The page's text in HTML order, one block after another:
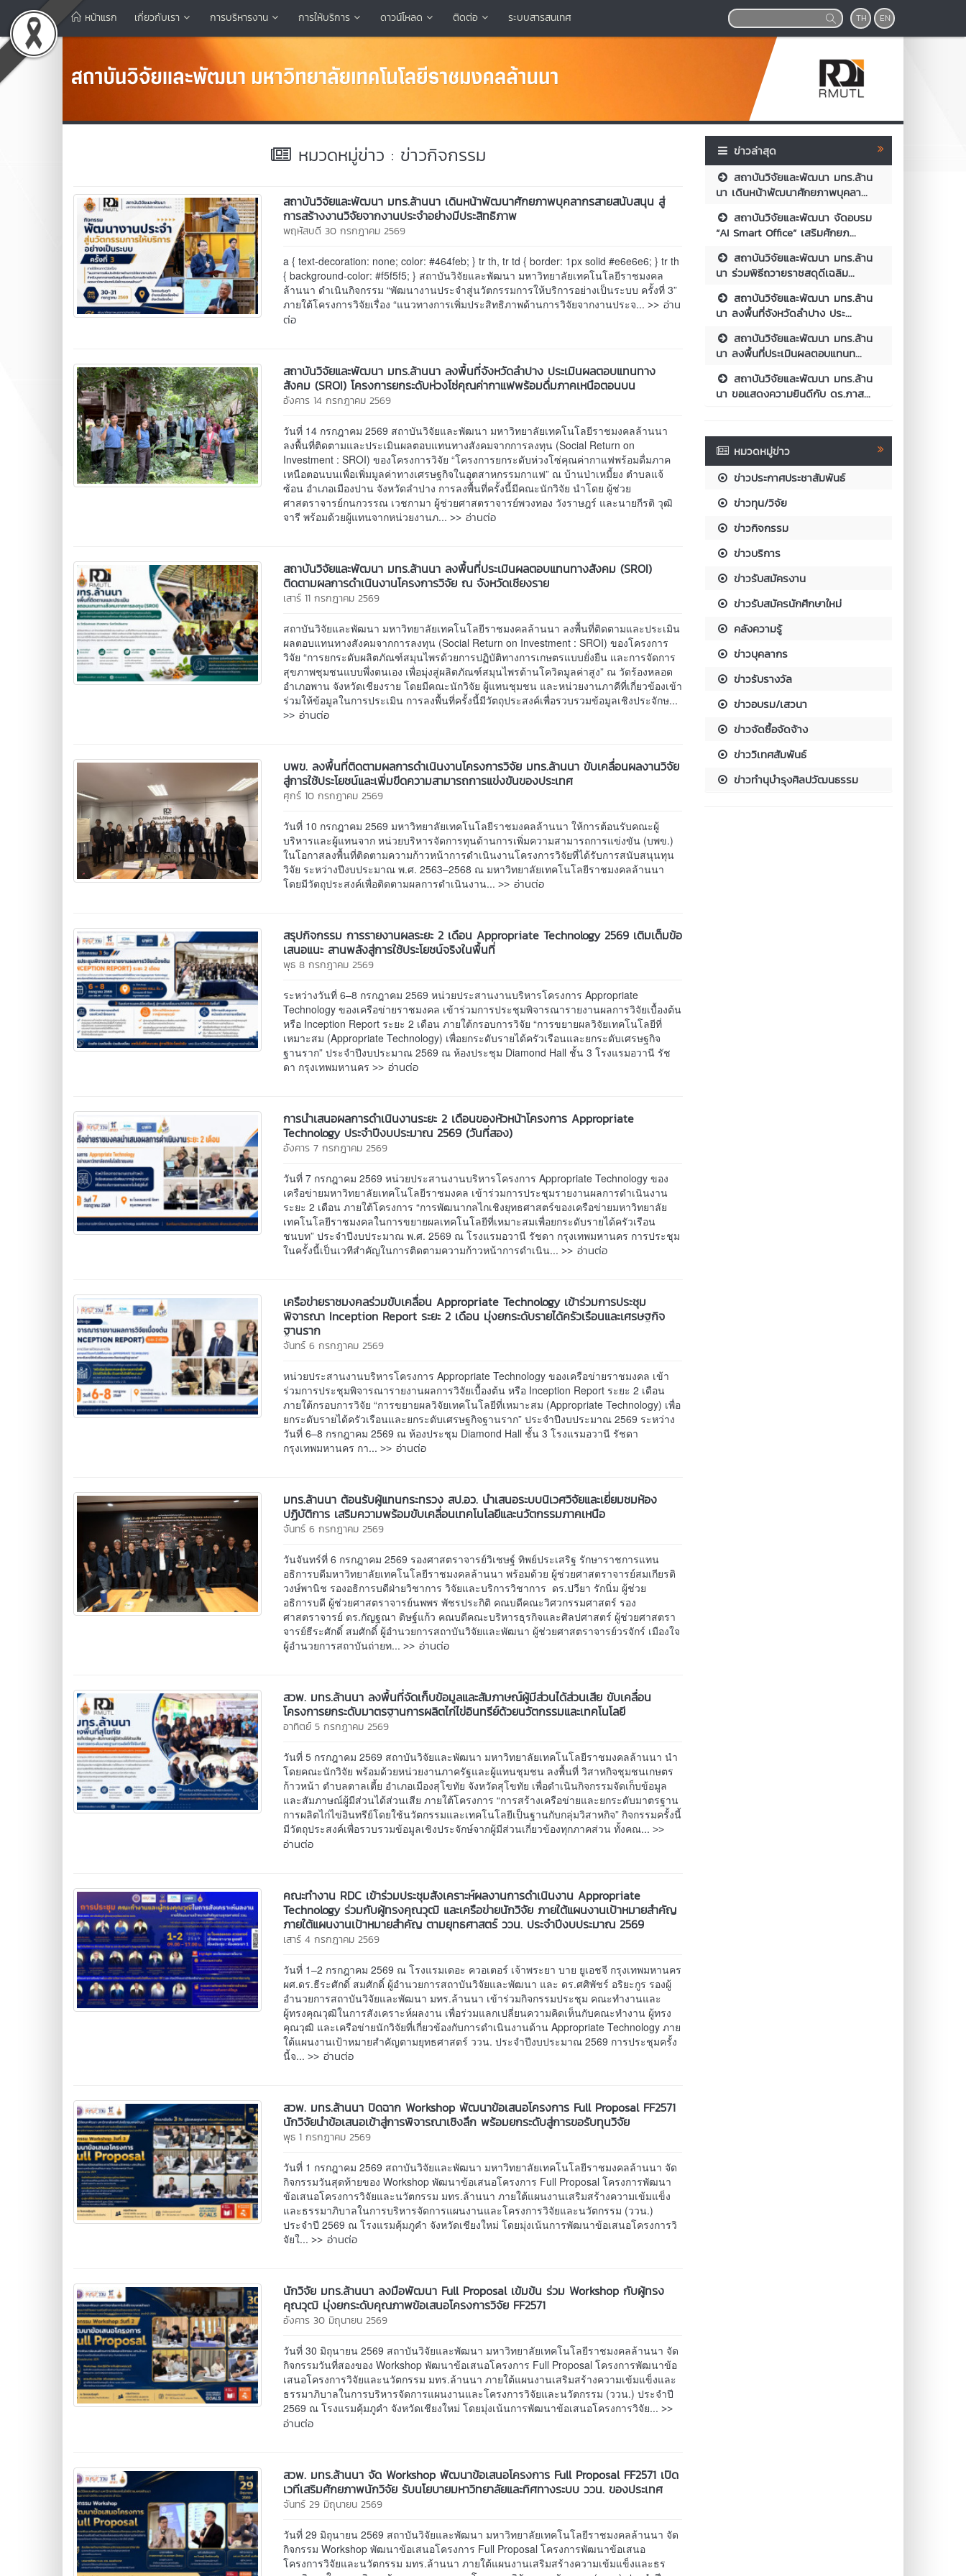
หน้าแรก เกี่ยวกับเรา การบริหารงาน การให้บริการ ดาวน์โหลด ติดต่อ ระบบสารสนเทศ TH EN
หมวดหมู่ข่าว : ข่าวกิจกรรม
สถาบันวิจัยและพัฒนา มทร.ล้านนา เดินหน้าพัฒนาศักยภาพบุคลากรสายสนับสนุน สู่
การสร้างงานวิจัยจากงานประจำอย่างมีประสิทธิภาพ
พฤหัสบดี 30 กรกฎาคม 2569
a { text-decoration: none; color: #464feb; } tr th, tr td { border: 1px solid #e6e6e6; } tr th
{ background-color: #f5f5f5; } สถาบันวิจัยและพัฒนา มหาวิทยาลัยเทคโนโลยีราชมงคล
ล้านนา ดำเนินกิจกรรม “พัฒนางานประจำสู่นวัตกรรมการให้บริการอย่างเป็นระบบ ครั้งที่ 3”
ภายใต้โครงการวิจัยเรื่อง “แนวทางการเพิ่มประสิทธิภาพด้านการวิจัยจากงานประจ...>> อ่าน
ต่อ
สถาบันวิจัยและพัฒนา มทร.ล้านนา ลงพื้นที่จังหวัดลำปาง ประเมินผลตอบแทนทาง
สังคม (SROI) โครงการยกระดับห่วงโซ่คุณค่ากาแฟพร้อมดื่มภาคเหนือตอนบน
อังคาร 14 กรกฎาคม 2569
วันที่ 14 กรกฎาคม 2569 สถาบันวิจัยและพัฒนา มหาวิทยาลัยเทคโนโลยีราชมงคลล้านนา
ลงพื้นที่ติดตามและประเมินผลตอบแทนทางสังคมจากการลงทุน (Social Return on
Investment : SROI) ของโครงการวิจัย “โครงการยกระดับห่วงโซ่คุณค่ากาแฟพร้อมดื่มภาค
เหนือตอนบนเพื่อเพิ่มมูลค่าทางเศรษฐกิจในอุตสาหกรรมกาแฟ” ณ บ้านป่าเหมี้ยง ตำบลแจ้
ซ้อน อำเภอเมืองปาน จังหวัดลำปาง การลงพื้นที่ครั้งนี้มีคณะนักวิจัย นำโดย ผู้ช่วย
ศาสตราจารย์กนกวรรณ เวชกามา ผู้ช่วยศาสตราจารย์พวงทอง วังราษฎร์ และนายกีรติ วุฒิ
จารี พร้อมด้วยผู้แทนจากหน่วยงานภ...>> อ่านต่อ
สถาบันวิจัยและพัฒนา มทร.ล้านนา ลงพื้นที่ประเมินผลตอบแทนทางสังคม (SROI)
ติดตามผลการดำเนินงานโครงการวิจัย ณ จังหวัดเชียงราย
เสาร์ 11 กรกฎาคม 2569
สถาบันวิจัยและพัฒนา มหาวิทยาลัยเทคโนโลยีราชมงคลล้านนา ลงพื้นที่ติดตามและประเมิน
ผลตอบแทนทางสังคมจากการลงทุน (Social Return on Investment : SROI) ของโครงการ
วิจัย “การยกระดับผลิตภัณฑ์สมุนไพรด้วยการปฏิบัติทางการเกษตรแบบยั่งยืน และการจัดการ
สุขภาพชุมชนแบบพึ่งตนเอง เพื่อมุ่งสู่ผลิตภัณฑ์สมุนไพรต้านโควิดมูลค่าสูง” ณ วัดร้องหลอด
อำเภอพาน จังหวัดเชียงราย โดยมีคณะนักวิจัย ผู้แทนชุมชน และหน่วยงานภาคีที่เกี่ยวข้องเข้า
ร่วมให้ข้อมูลในการประเมิน การลงพื้นที่ครั้งนี้มีวัตถุประสงค์เพื่อรวบรวมข้อมูลเชิงประจักษ...
>> อ่านต่อ
บพข. ลงพื้นที่ติดตามผลการดำเนินงานโครงการวิจัย มทร.ล้านนา ขับเคลื่อนผลงานวิจัย
สู่การใช้ประโยชน์และเพิ่มขีดความสามารถการแข่งขันของประเทศ
ศุกร์ 10 กรกฎาคม 2569
วันที่ 10 กรกฎาคม 2569 มหาวิทยาลัยเทคโนโลยีราชมงคลล้านนา ให้การต้อนรับคณะผู้
บริหารและผู้แทนจาก หน่วยบริหารจัดการทุนด้านการเพิ่มความสามารถการแข่งขัน (บพข.)
ในโอกาสลงพื้นที่ติดตามความก้าวหน้าการดำเนินงานโครงการวิจัยที่ได้รับการสนับสนุนทุน
วิจัย ระหว่างปีงบประมาณ พ.ศ. 2563–2568 ณ มหาวิทยาลัยเทคโนโลยีราชมงคลล้านนา
โดยมีวัตถุประสงค์เพื่อติดตามผลการดำเนินงาน...>> อ่านต่อ
สรุปกิจกรรม การรายงานผลระยะ 2 เดือน Appropriate Technology 2569 เติมเต็มข้อ
เสนอแนะ สานพลังสู่การใช้ประโยชน์จริงในพื้นที่
พุธ 8 กรกฎาคม 2569
ระหว่างวันที่ 6–8 กรกฎาคม 2569 หน่วยประสานงานบริหารโครงการ Appropriate
Technology ของเครือข่ายราชมงคล เข้าร่วมการประชุมพิจารณารายงานผลการวิจัยเบื้องต้น
หรือ Inception Report ระยะ 2 เดือน ภายใต้กรอบการวิจัย “การขยายผลวิจัยเทคโนโลยีที่
เหมาะสม (Appropriate Technology) เพื่อยกระดับรายได้ครัวเรือนและยกระดับเศรษฐกิจ
ฐานราก” ประจำปีงบประมาณ 2569 ณ ห้องประชุม Diamond Hall ชั้น 3 โรงแรมอวานี รัช
ดา กรุงเทพมหานคร>> อ่านต่อ
การนำเสนอผลการดำเนินงานระยะ 2 เดือนของหัวหน้าโครงการ Appropriate
Technology ประจำปีงบประมาณ 2569 (วันที่สอง)
อังคาร 7 กรกฎาคม 2569
วันที่ 7 กรกฎาคม 2569 หน่วยประสานงานบริหารโครงการ Appropriate Technology ของ
เครือข่ายมหาวิทยาลัยเทคโนโลยีราชมงคล เข้าร่วมการประชุมรายงานผลการดำเนินงาน
ระยะ 2 เดือน ภายใต้โครงการ “การพัฒนากลไกเชิงยุทธศาสตร์ของเครือข่ายมหาวิทยาลัย
เทคโนโลยีราชมงคลในการขยายผลเทคโนโลยีที่เหมาะสมเพื่อยกระดับรายได้ครัวเรือน
ชนบท” ประจำปีงบประมาณ พ.ศ. 2569 ณ โรงแรมอวานี รัชดา กรุงเทพมหานคร การประชุม
ในครั้งนี้เป็นเวทีสำคัญในการติดตามความก้าวหน้าการดำเนิน...>> อ่านต่อ
เครือข่ายราชมงคลร่วมขับเคลื่อน Appropriate Technology เข้าร่วมการประชุม
พิจารณา Inception Report ระยะ 2 เดือน มุ่งยกระดับรายได้ครัวเรือนและเศรษฐกิจ
ฐานราก
จันทร์ 6 กรกฎาคม 2569
หน่วยประสานงานบริหารโครงการ Appropriate Technology ของเครือข่ายราชมงคล เข้า
ร่วมการประชุมพิจารณารายงานผลการวิจัยเบื้องต้น หรือ Inception Report ระยะ 2 เดือน
ภายใต้กรอบการวิจัย “การขยายผลวิจัยเทคโนโลยีที่เหมาะสม (Appropriate Technology) เพื่อ
ยกระดับรายได้ครัวเรือนและยกระดับเศรษฐกิจฐานราก” ประจำปีงบประมาณ 2569 ระหว่าง
วันที่ 6–8 กรกฎาคม 2569 ณ ห้องประชุม Diamond Hall ชั้น 3 โรงแรมอวานี รัชดา
กรุงเทพมหานคร กา...>> อ่านต่อ
มทร.ล้านนา ต้อนรับผู้แทนกระทรวง สป.อว. นำเสนอระบบนิเวศวิจัยและเยี่ยมชมห้อง
ปฏิบัติการ เสริมความพร้อมขับเคลื่อนเทคโนโลยีและนวัตกรรมภาคเหนือ
จันทร์ 6 กรกฎาคม 2569
วันจันทร์ที่ 6 กรกฎาคม 2569 รองศาสตราจารย์วิเชษฐ์ ทิพย์ประเสริฐ รักษาราชการแทน
อธิการบดีมหาวิทยาลัยเทคโนโลยีราชมงคลล้านนา พร้อมด้วย ผู้ช่วยศาสตราจารย์สมเกียรติ
วงษ์พานิช รองอธิการบดีฝ่ายวิชาการ วิจัยและบริการวิชาการ ดร.ปวียา รักนิ่ม ผู้ช่วย
อธิการบดี ผู้ช่วยศาสตราจารย์นพพร พัชรประกิติ คณบดีคณะวิศวกรรมศาสตร์ รอง
ศาสตราจารย์ ดร.กัญฐณา ดิษฐ์แก้ว คณบดีคณะบริหารธุรกิจและศิลปศาสตร์ ผู้ช่วยศาสตรา
จารย์ธีระศักดิ์ สมศักดิ์ ผู้อำนวยการสถาบันวิจัยและพัฒนา ผู้ช่วยศาสตราจารย์วรจักร์ เมืองใจ
ผู้อำนวยการสถาบันถ่ายท...>> อ่านต่อ
สวพ. มทร.ล้านนา ลงพื้นที่จัดเก็บข้อมูลและสัมภาษณ์ผู้มีส่วนได้ส่วนเสีย ขับเคลื่อน
โครงการยกระดับมาตรฐานการผลิตไก่ไข่อินทรีย์ด้วยนวัตกรรมและเทคโนโลยี
อาทิตย์ 5 กรกฎาคม 2569
วันที่ 5 กรกฎาคม 2569 สถาบันวิจัยและพัฒนา มหาวิทยาลัยเทคโนโลยีราชมงคลล้านนา นำ
โดยคณะนักวิจัย พร้อมด้วยหน่วยงานภาครัฐและผู้แทนชุมชน ลงพื้นที่ วิสาหกิจชุมชนเกษตร
ก้าวหน้า ตำบลตาลเตี้ย อำเภอเมืองสุโขทัย จังหวัดสุโขทัย เพื่อดำเนินกิจกรรมจัดเก็บข้อมูล
และสัมภาษณ์ผู้มีส่วนได้ส่วนเสีย ภายใต้โครงการ “การสร้างเครือข่ายและยกระดับมาตรฐาน
การผลิตไก่ไข่อินทรีย์โดยใช้นวัตกรรมและเทคโนโลยีเป็นฐานกับกลุ่มวิสาหกิจ” กิจกรรมครั้งนี้
มีวัตถุประสงค์เพื่อรวบรวมข้อมูลเชิงประจักษ์จากผู้มีส่วนเกี่ยวข้องทุกภาคส่วน ทั้งคณ...>>
อ่านต่อ
คณะทำงาน RDC เข้าร่วมประชุมสังเคราะห์ผลงานการดำเนินงาน Appropriate
Technology ร่วมกับผู้ทรงคุณวุฒิ และเครือข่ายนักวิจัย ภายใต้แผนงานเป้าหมายสำคัญ
ภายใต้แผนงานเป้าหมายสำคัญ ตามยุทธศาสตร์ ววน. ประจำปีงบประมาณ 2569
เสาร์ 4 กรกฎาคม 2569
วันที่ 1–2 กรกฎาคม 2569 ณ โรงแรมเดอะ ควอเตอร์ เจ้าพระยา บาย ยูเอชจี กรุงเทพมหานคร
ผศ.ดร.ธีระศักดิ์ สมศักดิ์ ผู้อำนวยการสถาบันวิจัยและพัฒนา และ ดร.ศศิพัชร์ อริยะกูร รองผู้
อำนวยการสถาบันวิจัยและพัฒนา มทร.ล้านนา เข้าร่วมกิจกรรมประชุม คณะทำงานและ
ผู้ทรงคุณวุฒิในการสังเคราะห์ผลงาน เพื่อร่วมแลกเปลี่ยนความคิดเห็นกับคณะทำงาน ผู้ทรง
คุณวุฒิ และเครือข่ายนักวิจัยที่เกี่ยวข้องกับการดำเนินงานด้าน Appropriate Technology ภาย
ใต้แผนงานเป้าหมายสำคัญตามยุทธศาสตร์ ววน. ประจำปีงบประมาณ 2569 การประชุมครั้ง
นี้จ...>> อ่านต่อ
สวพ. มทร.ล้านนา ปิดฉาก Workshop พัฒนาข้อเสนอโครงการ Full Proposal FF2571
นักวิจัยนำข้อเสนอเข้าสู่การพิจารณาเชิงลึก พร้อมยกระดับสู่การขอรับทุนวิจัย
พุธ 1 กรกฎาคม 2569
วันที่ 1 กรกฎาคม 2569 สถาบันวิจัยและพัฒนา มหาวิทยาลัยเทคโนโลยีราชมงคลล้านนา จัด
กิจกรรมวันสุดท้ายของ Workshop พัฒนาข้อเสนอโครงการ Full Proposal โครงการพัฒนา
ข้อเสนอโครงการวิจัยและนวัตกรรม มทร.ล้านนา ภายใต้แผนงานเสริมสร้างความเข้มแข็ง
และธรรมาภิบาลในการบริหารจัดการแผนงานและโครงการวิจัยและนวัตกรรม (ววน.)
ประจำปี 2569 ณ โรงแรมคุ้มภูคำ จังหวัดเชียงใหม่ โดยมุ่งเน้นการพัฒนาข้อเสนอโครงการวิ
จัยใ...>> อ่านต่อ
นักวิจัย มทร.ล้านนา ลงมือพัฒนา Full Proposal เข้มข้น ร่วม Workshop กับผู้ทรง
คุณวุฒิ มุ่งยกระดับคุณภาพข้อเสนอโครงการวิจัย FF2571
อังคาร 30 มิถุนายน 2569
วันที่ 30 มิถุนายน 2569 สถาบันวิจัยและพัฒนา มหาวิทยาลัยเทคโนโลยีราชมงคลล้านนา จัด
กิจกรรมวันที่สองของ Workshop พัฒนาข้อเสนอโครงการ Full Proposal โครงการพัฒนาข้อ
เสนอโครงการวิจัยและนวัตกรรม มทร.ล้านนา ภายใต้แผนงานเสริมสร้างความเข้มแข็งและ
ธรรมาภิบาลในการบริหารจัดการแผนงานและโครงการวิจัยและนวัตกรรม (ววน.) ประจำปี
2569 ณ โรงแรมคุ้มภูคำ จังหวัดเชียงใหม่ โดยมุ่งเน้นการพัฒนาข้อเสนอโครงการวิจัย...>>
อ่านต่อ
สวพ. มทร.ล้านนา จัด Workshop พัฒนาข้อเสนอโครงการ Full Proposal FF2571 เปิด
เวทีเสริมศักยภาพนักวิจัย รับนโยบายมหาวิทยาลัยและทิศทางระบบ ววน. ของประเทศ
จันทร์ 29 มิถุนายน 2569
วันที่ 29 มิถุนายน 2569 สถาบันวิจัยและพัฒนา มหาวิทยาลัยเทคโนโลยีราชมงคลล้านนา จัด
กิจกรรม Workshop พัฒนาข้อเสนอโครงการ Full Proposal โครงการพัฒนาข้อเสนอ
โครงการวิจัยและนวัตกรรม มทร.ล้านนา ภายใต้แผนงานเสริมสร้างความเข้มแข็งและธร
ข่าวล่าสุด
สถาบันวิจัยและพัฒนา มทร.ล้าน
นา เดินหน้าพัฒนาศักยภาพบุคลา...
สถาบันวิจัยและพัฒนา จัดอบรม
“AI Smart Office” เสริมศักยภ...
สถาบันวิจัยและพัฒนา มทร.ล้าน
นา ร่วมพิธีถวายราชสดุดีเฉลิม...
สถาบันวิจัยและพัฒนา มทร.ล้าน
นา ลงพื้นที่จังหวัดลำปาง ประ...
สถาบันวิจัยและพัฒนา มทร.ล้าน
นา ลงพื้นที่ประเมินผลตอบแทนท...
สถาบันวิจัยและพัฒนา มทร.ล้าน
นา ขอแสดงความยินดีกับ ดร.ภาส...
หมวดหมู่ข่าว
ข่าวประกาศประชาสัมพันธ์
ข่าวทุน/วิจัย
ข่าวกิจกรรม
ข่าวบริการ
ข่าวรับสมัครงาน
ข่าวรับสมัครนักศึกษาใหม่
คลังความรู้
ข่าวบุคลากร
ข่าวรับรางวัล
ข่าวอบรม/เสวนา
ข่าวจัดซื้อจัดจ้าง
ข่าววิเทศสัมพันธ์
ข่าวทำนุบำรุงศิลปวัฒนธรรม